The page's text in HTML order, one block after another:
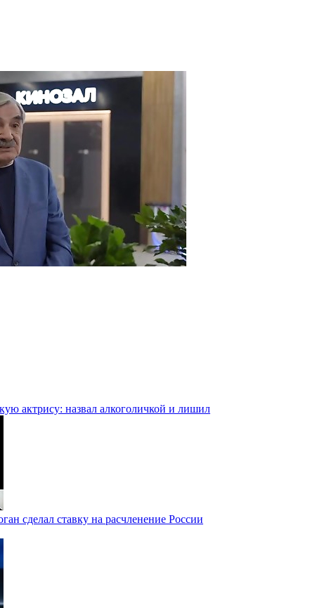
актрису: назвал алкоголичкой и лишил
сделал ставку на расчленение России